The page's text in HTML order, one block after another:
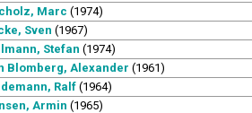
Marc (1974)
Sven (1967)
Stefan (1974)
Blomberg, Alexander (1961)
Ralf(1964)
Armin (1965)